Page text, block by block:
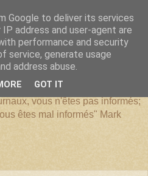
vous n'êtes pas informés;
êtes mal informés" Mark
Google to deliver its services
address and user-agent are
performance and security
service, generate usage
address abuse.
GOT IT